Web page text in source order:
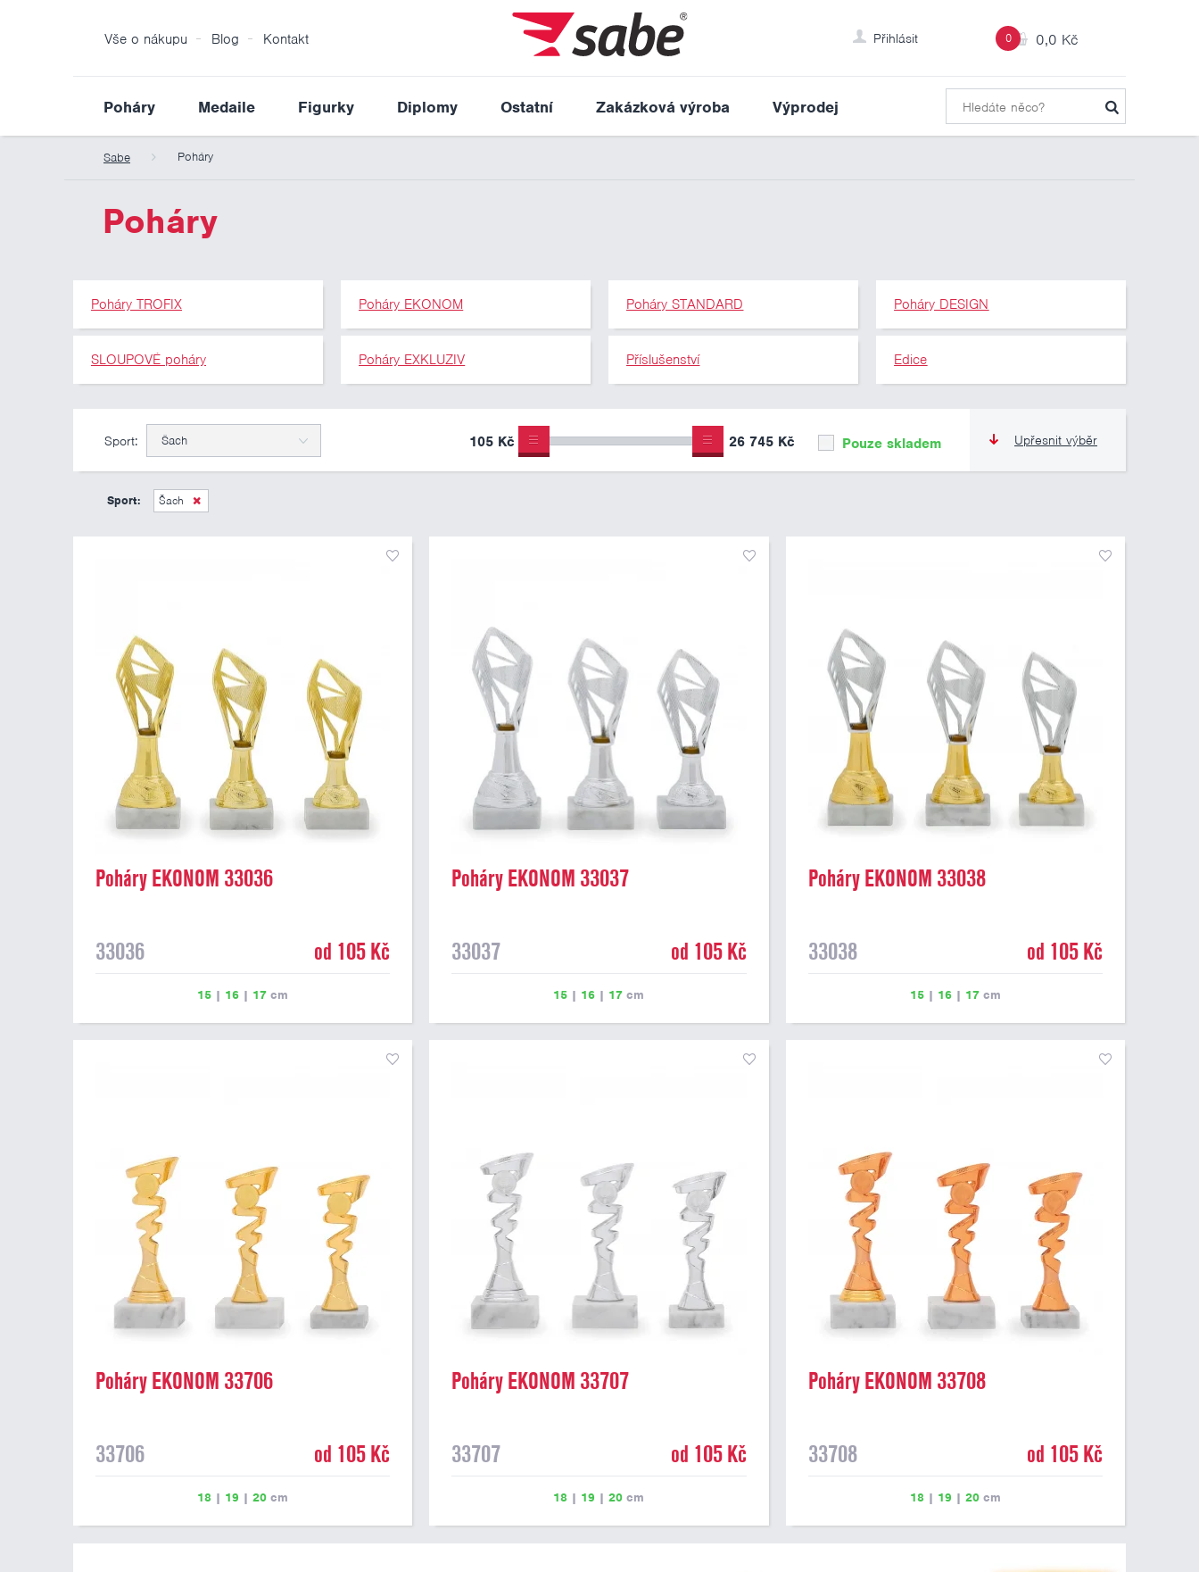
0 0,0 Kč
Přihlásit
Vše o nákupu Blog Kontakt
Poháry Medaile Figurky Diplomy Ostatní Zakázková výroba Výprodej
Sabe Poháry
Poháry
Poháry TROFIX Poháry EKONOM Poháry STANDARD Poháry DESIGN
SLOUPOVÉ poháry Poháry EXKLUZIV Příslušenství Edice
Upřesnit výběr
Sport: Šach Pouze skladem
105 Kč 26 745 Kč
Sport: Šach
Poháry EKONOM 33036
33036 od 105 Kč
15| 16| 17cm
Poháry EKONOM 33037
33037 od 105 Kč
15 | 16 | 17 cm
Poháry EKONOM 33038
33038 od 105 Kč
15| 16| 17cm
Poháry EKONOM 33706
33706 od 105 Kč
18 | 19 | 20cm
Poháry EKONOM 33707
33707 od 105 Kč
18 | 19 |20 cm
Poháry EKONOM 33708
33708 od 105 Kč
18 | 19 | 20cm